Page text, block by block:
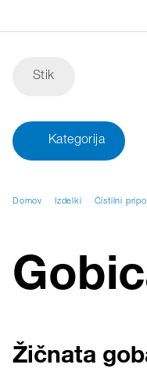
Stik
Kategorija
Domov Izdelki Čistilni
Žičnata